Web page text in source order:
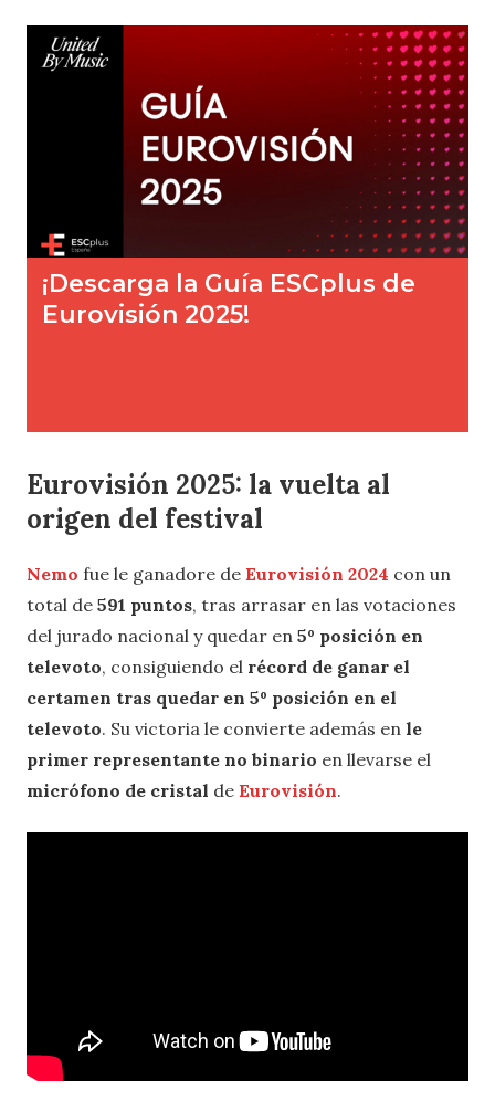
Eurovisión 2025: la vuelta al
origen del festival
Nemo fue le ganadore de Eurovisión 2024 con un
total de 591 puntos, tras arrasar en las votaciones
del jurado nacional y quedar en 5º posición en
televoto, consiguiendo el récord de ganar el
certamen tras quedar en 5º posición en el
televoto. Su victoria le convierte además en le
primer representante no binario en llevarse el
micrófono de cristal de Eurovisión.